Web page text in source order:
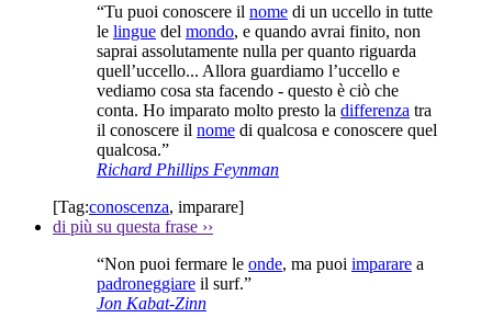
“Tu puoi conoscere il nome di un uccello in tutte
le lingue del mondo, e quando avrai finito, non
saprai assolutamente nulla per quanto riguarda
quell’uccello... Allora guardiamo l’uccello e
vediamo cosa sta facendo - questo è ciò che
conta. Ho imparato molto presto la differenza tra
il conoscere il nome di qualcosa e conoscere quel
qualcosa.”
Richard Phillips Feynman
[Tag:conoscenza, imparare]
di più su questa frase ››
“Non puoi fermare le onde, ma puoi imparare a
padroneggiare il surf.”
Jon Kabat-Zinn